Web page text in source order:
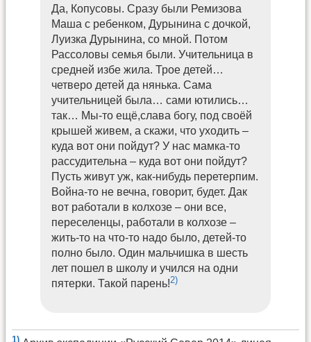
Да, Копусовы. Сразу были Ремизова
Маша с ребенком, Дурынина с дочкой,
Луизка Дурынина, со мной. Потом
Рассоловы семья были. Учительница в
средней избе жила. Трое детей…
четверо детей да нянька. Сама
учительницей была… сами ютились…
так… Мы-то ещё,слава богу, под своёй
крышей живем, а скажи, что уходить –
куда вот они пойдут? У нас мамка-то
рассудительна – куда вот они пойдут?
Пусть живут уж, как-нибудь перетерпим.
Война-то не вечна, говорит, будет. Дак
вот работали в колхозе – они все,
переселенцы, работали в колхозе –
жить-то на что-то надо было, детей-то
полно было. Один мальчишка в шесть
лет пошел в школу и учился на одни
пятерки. Такой парень!2)
1)